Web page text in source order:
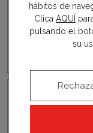
hábitos de
Clica AQUÍ
pulsando el
su